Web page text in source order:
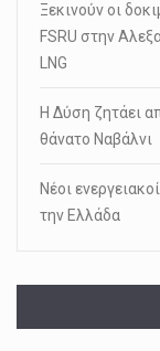
Ξεκινούν οι
FSRU στην
LNG
Η Δύση ζητάει
θάνατο Ναβάλνι
Νέοι
την Ελλάδα